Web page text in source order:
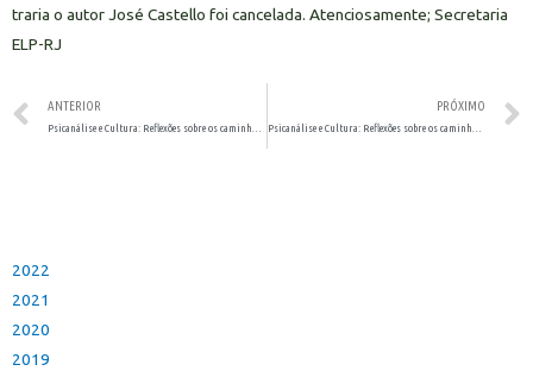
traria o autor José Castello foi cancelada. Atenciosamente; Secretaria
ELP-RJ
ANTERIOR PRÓXIMO
2022
2021
2020
2019